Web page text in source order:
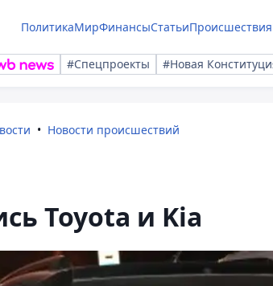
ПолитикаМирФинансыСтатьиПроисшествия
#Спецпроекты #Новая
Новости происшествий
Toyota и Kia